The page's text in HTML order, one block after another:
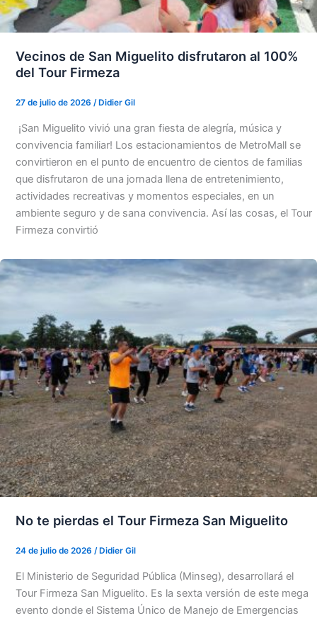
Vecinos de San Miguelito disfrutaron al 100%
del Tour Firmeza
27 de julio de 2026 / Didier Gil
¡San Miguelito vivió una gran fiesta de alegría, música y
convivencia familiar! Los estacionamientos de MetroMall se
convirtieron en el punto de encuentro de cientos de familias
que disfrutaron de una jornada llena de entretenimiento,
actividades recreativas y momentos especiales, en un
ambiente seguro y de sana convivencia. Así las cosas, el Tour
Firmeza convirtió
No te pierdas el Tour Firmeza San Miguelito
24 de julio de 2026 / Didier Gil
El Ministerio de Seguridad Pública (Minseg), desarrollará el
Tour Firmeza San Miguelito. Es la sexta versión de este mega
evento donde el Sistema Único de Manejo de Emergencias